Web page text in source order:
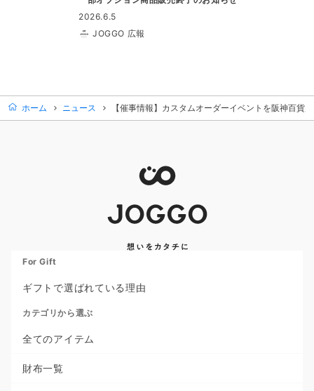
2026.6.5
JOGGO 広報
ホーム ニュース 【催事情報】カスタムオーダーイベントを阪神百貨
For Gift
ギフトで選ばれている理由
カテゴリから選ぶ
全てのアイテム
財布一覧